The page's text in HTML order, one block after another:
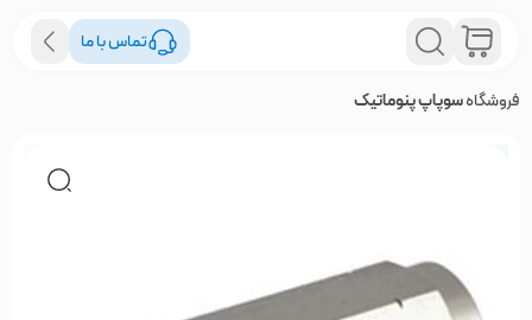
تماس با ما
فروشگاهسوپاپ پنوماتیک